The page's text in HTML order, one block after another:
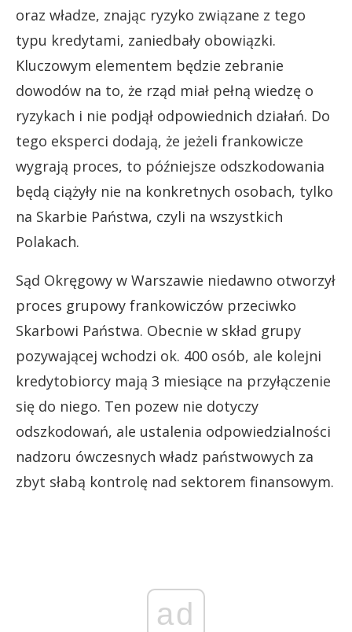
oraz władze, znając ryzyko związane z tego
typu kredytami, zaniedbały obowiązki.
Kluczowym elementem będzie zebranie
dowodów na to, że rząd miał pełną wiedzę o
ryzykach i nie podjął odpowiednich działań. Do
tego eksperci dodają, że jeżeli frankowicze
wygrają proces, to późniejsze odszkodowania
będą ciążyły nie na konkretnych osobach, tylko
na Skarbie Państwa, czyli na wszystkich
Polakach.
Sąd Okręgowy w Warszawie niedawno otworzył
proces grupowy frankowiczów przeciwko
Skarbowi Państwa. Obecnie w skład grupy
pozywającej wchodzi ok. 400 osób, ale kolejni
kredytobiorcy mają 3 miesiące na przyłączenie
się do niego. Ten pozew nie dotyczy
odszkodowań, ale ustalenia odpowiedzialności
nadzoru ówczesnych władz państwowych za
zbyt słabą kontrolę nad sektorem finansowym.
ad